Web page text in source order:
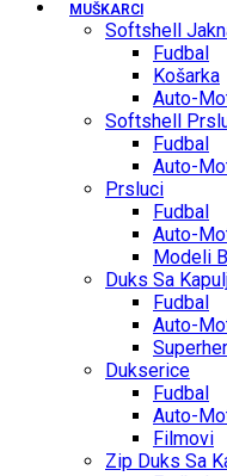
MUŠKARCI
Softshell
Fudbal
Košarka
Auto-
Softshell
Fudbal
Auto-
Prsluci
Fudbal
Auto-
Modeli
Duks Sa
Fudbal
Auto-
Dukserice
Fudbal
Auto-
Filmovi
Zip Duks Sa